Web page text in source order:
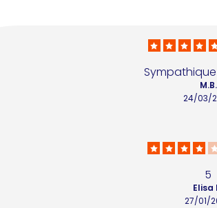
24/03/
M.B.
5
27/01/
Elisa